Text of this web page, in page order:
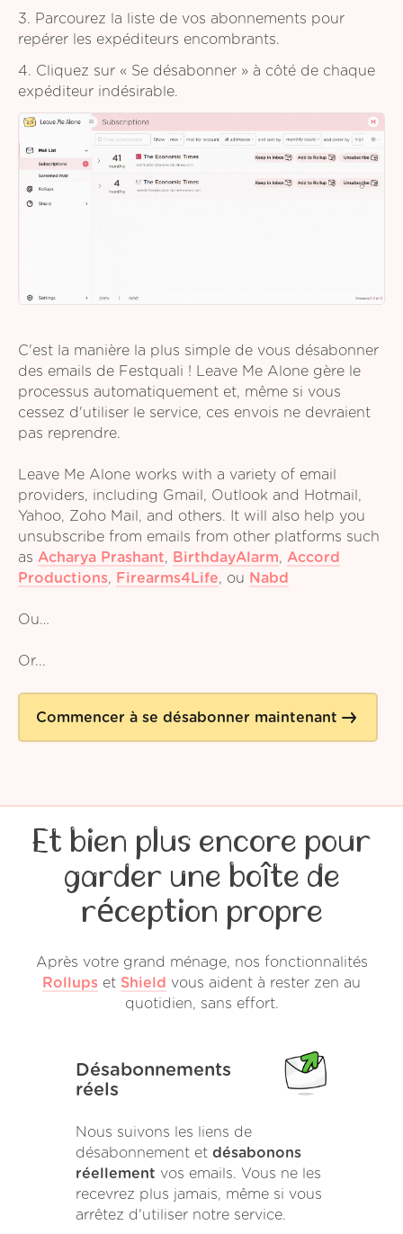
3. Parcourez la liste de vos abonnements pour
repérer les expéditeurs encombrants.
4. Cliquez sur « Se désabonner » à côté de chaque
expéditeur indésirable.
C'est la manière la plus simple de vous désabonner
des emails de Festquali ! Leave Me Alone gère le
processus automatiquement et, même si vous
cessez d'utiliser le service, ces envois ne devraient
pas reprendre.
Leave Me Alone works with a variety of email
providers, including Gmail, Outlook and Hotmail,
Yahoo, Zoho Mail, and others. It will also help you
unsubscribe from emails from other platforms such
as Acharya Prashant, BirthdayAlarm, Accord
Productions, Firearms4Life, ou Nabd
Ou…
Or...
Commencer à se désabonner maintenant
Et bien plus encore pour
garder une boîte de
réception propre
Après votre grand ménage, nos fonctionnalités
Rollups et Shield vous aident à rester zen au
quotidien, sans effort.
Désabonnements
réels
Nous suivons les liens de
désabonnement et désabonons
réellement vos emails. Vous ne les
recevrez plus jamais, même si vous
arrêtez d'utiliser notre service.